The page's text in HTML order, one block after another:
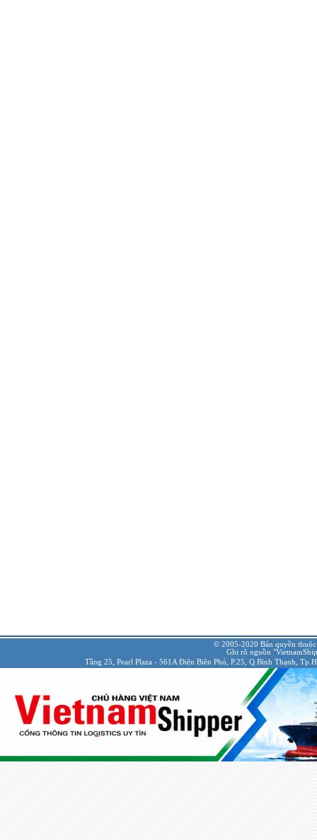
© 2005-2020 Bản quyền
Ghi rõ nguồn
Tầng 25, Pearl Plaza - 561A Điện Biên Phủ, P.25, Q.Bình Thạnh,